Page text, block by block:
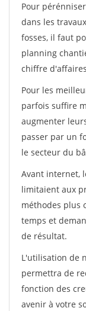
Pour
dans les
fosses, il faut
planning
chiffre
Pour les
parfois suffire
augmenter
passer par un
le secteur du
Avant internet,
limitaient aux
méthodes plus
temps et
de résultat.
L'utilisation de
permettra de
fonction des
avenir à votre